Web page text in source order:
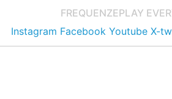
FREQUENZEPLAY
Instagram Facebook Youtube X-